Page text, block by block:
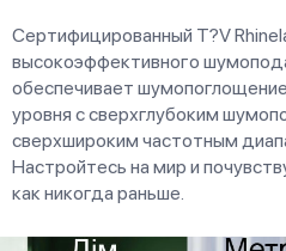
Сертифицированный T?V
высокоэффективного
обеспечивает
уровня с сверхглубоким
сверхшироким частотным
Настройтесь на мир и
как никогда раньше.